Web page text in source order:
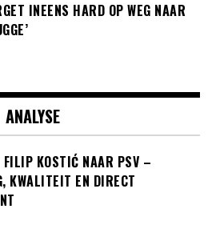
INEENS HARD OP WEG NAAR
ANALYSE
FILIP KOSTIĆ NAAR PSV –
KWALITEIT EN DIRECT